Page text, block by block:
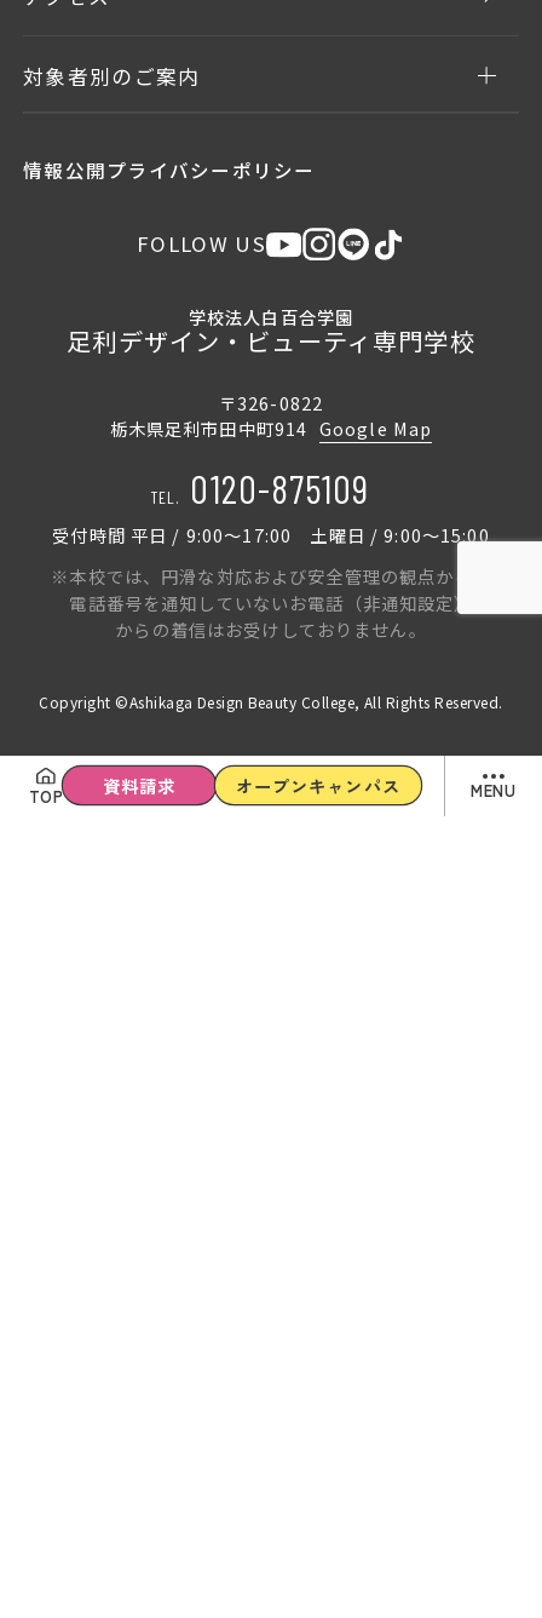
MENU
TOP 資料請求 オープンキャンパス
対象者別のご案内
情報公開プライバシーポリシー
FOLLOW US
学校法人白百合学園
足利デザイン・ビューティ専門学校
〒326-0822
栃木県足利市田中町914 Google Map
TEL. 0120-875109
受付時間 平日 / 9:00〜17:00 土曜日 / 9:00〜15:00
※本校では、円滑な対応および安全管理の観点から、
電話番号を通知していないお電話（非通知設定）
からの着信はお受けしておりません。
Copyright ©Ashikaga Design Beauty College, All Rights Reserved.